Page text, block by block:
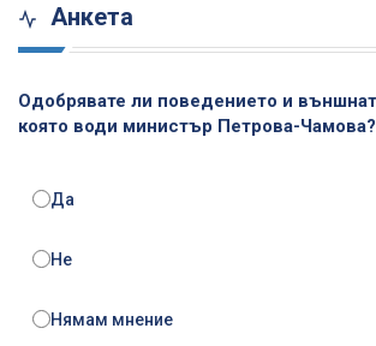
Анкета
Одобрявате ли поведението и
която води министър Петрова-Чамова?
Да
Не
Нямам мнение